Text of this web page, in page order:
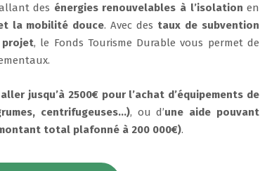
des énergies renouvelables à l’isolation en
la mobilité douce. Avec des taux de subvention
projet, le Fonds Tourisme Durable vous permet de
jusqu’à 2500€ pour l’achat d’équipements de
centrifugeuses…), ou d’une aide pouvant
total plafonné à 200 000€).